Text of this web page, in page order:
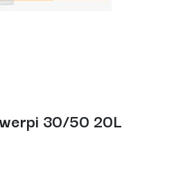
30/50 20L